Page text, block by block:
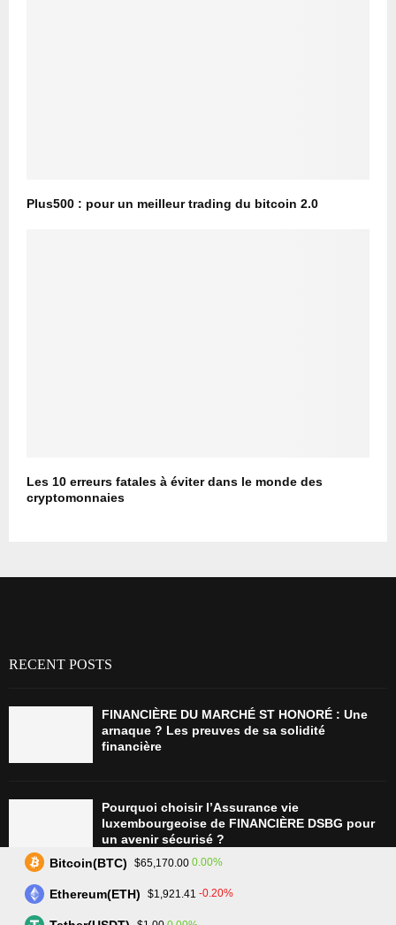
Plus500 : pour un meilleur trading du bitcoin 2.0
Les 10 erreurs fatales à éviter dans le monde des
cryptomonnaies
RECENT POSTS
FINANCIÈRE DU MARCHÉ ST HONORÉ : Une
arnaque ? Les preuves de sa solidité
financière
Pourquoi choisir l’Assurance vie
luxembourgeoise de FINANCIÈRE DSBG pour
un avenir sécurisé ?
Tradez plus intelligemment avec Assetarion :
Bitcoin(BTC) $65,170.00 0.00%
Ethereum(ETH) $1,921.41 -0.20%